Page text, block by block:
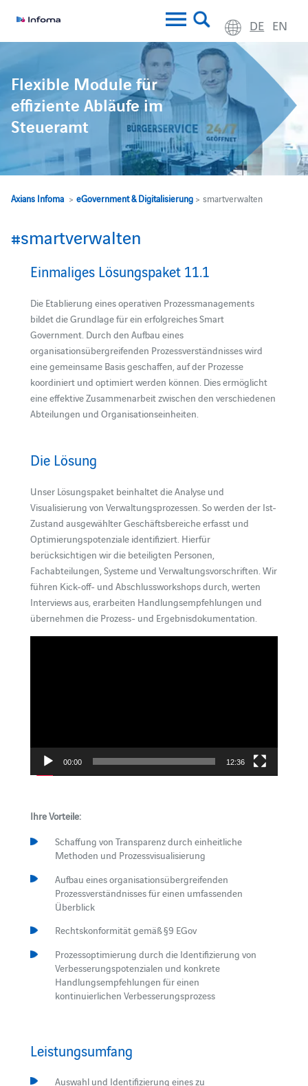
DE EN
Flexible Module für
effiziente Abläufe im
Steueramt
Axians Infoma> eGovernment & Digitalisierung> smartverwalten
#smartverwalten
Einmaliges Lösungspaket 11.1
Die Etablierung eines operativen Prozessmanagements
bildet die Grundlage für ein erfolgreiches Smart
Government. Durch den Aufbau eines
organisationsübergreifenden Prozessverständnisses wird
eine gemeinsame Basis geschaffen, auf der Prozesse
koordiniert und optimiert werden können. Dies ermöglicht
eine effektive Zusammenarbeit zwischen den verschiedenen
Abteilungen und Organisationseinheiten.
Die Lösung
Unser Lösungspaket beinhaltet die Analyse und
Visualisierung von Verwaltungsprozessen. So werden der Ist-
Zustand ausgewählter Geschäftsbereiche erfasst und
Optimierungspotenziale identifiziert. Hierfür
berücksichtigen wir die beteiligten Personen,
Fachabteilungen, Systeme und Verwaltungsvorschriften. Wir
führen Kick-off- und Abschlussworkshops durch, werten
Interviews aus, erarbeiten Handlungsempfehlungen und
übernehmen die Prozess- und Ergebnisdokumentation.
00:00 12:36
Ihre Vorteile:
Schaffung von Transparenz durch einheitliche
Methoden und Prozessvisualisierung
Aufbau eines organisationsübergreifenden
Prozessverständnisses für einen umfassenden
Überblick
Rechtskonformität gemäß §9 EGov
Prozessoptimierung durch die Identifizierung von
Verbesserungspotenzialen und konkrete
Handlungsempfehlungen für einen
kontinuierlichen Verbesserungsprozess
Leistungsumfang
Auswahl und Identifizierung eines zu